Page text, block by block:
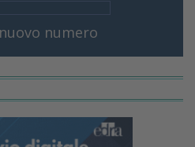
numero